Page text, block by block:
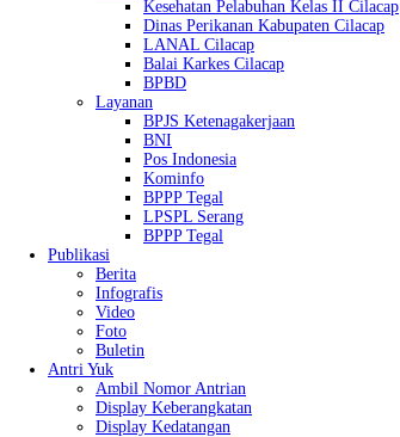
Kesehatan Pelabuhan Kelas II Cilacap
Dinas Perikanan Kabupaten Cilacap
LANAL Cilacap
Balai Karkes Cilacap
BPBD
Layanan
BPJS Ketenagakerjaan
BNI
Pos Indonesia
Kominfo
BPPP Tegal
LPSPL Serang
BPPP Tegal
Publikasi
Berita
Infografis
Video
Foto
Buletin
Antri Yuk
Ambil Nomor Antrian
Display Keberangkatan
Display Kedatangan